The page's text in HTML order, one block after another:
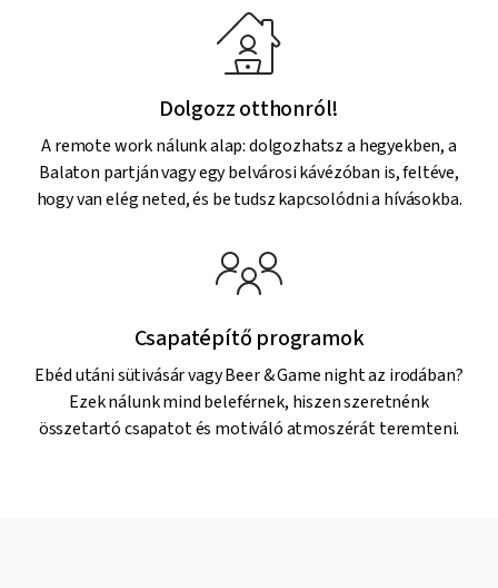
Dolgozz otthonról!
A remote work nálunk alap: dolgozhatsz a hegyekben, a
Balaton partján vagy egy belvárosi kávézóban is, feltéve,
hogy van elég neted, és be tudsz kapcsolódni a hívásokba.
Csapatépítő programok
Ebéd utáni sütivásár vagy Beer & Game night az irodában?
Ezek nálunk mind beleférnek, hiszen szeretnénk
összetartó csapatot és motiváló atmoszérát teremteni.